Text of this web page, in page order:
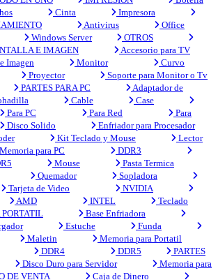
Cinta
Impresora
Antivirus
Office
Windows Server
OTROS
E IMAGEN
Accesorio para TV
Imagen
Monitor
Curvo
Proyector
Soporte para Monitor o Tv
PARTES PARA PC
Adaptador de
Cable
Case
Para PC Para Red
Para
Disco Solido
Enfriador para Procesador
Kit Teclado y Mouse
Lector
Memoria para PC
DDR3
Mouse
Pasta Termica
Quemador
Sopladora
Tarjeta de Video
NVIDIA
AMD INTEL
Teclado
PORTATIL
Base Enfriadora
Estuche
Funda
Maletin
Memoria para Portatil
DDR4 DDR5
PARTES
Disco Duro para Servidor
Memoria para
DE VENTA Caja de Dinero